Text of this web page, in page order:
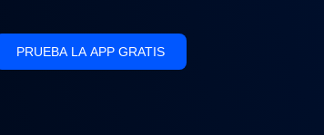
PRUEBA LA APP GRATIS